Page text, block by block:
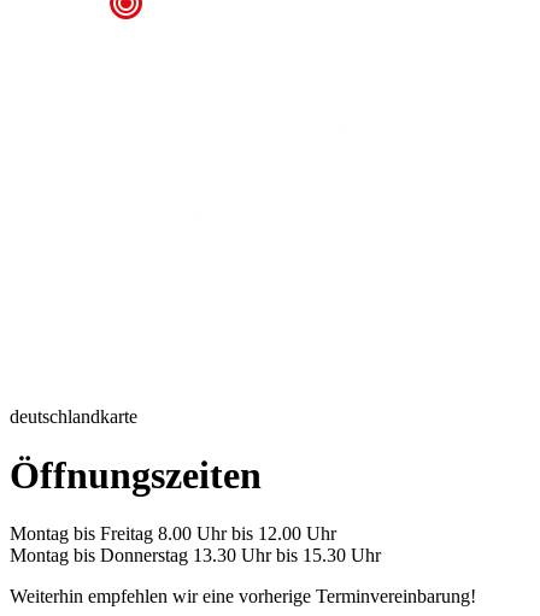
deutschlandkarte
Öffnungszeiten
Montag bis Freitag 8.00 Uhr bis 12.00 Uhr
Montag bis Donnerstag 13.30 Uhr bis 15.30 Uhr
Weiterhin empfehlen wir eine vorherige Terminvereinbarung!